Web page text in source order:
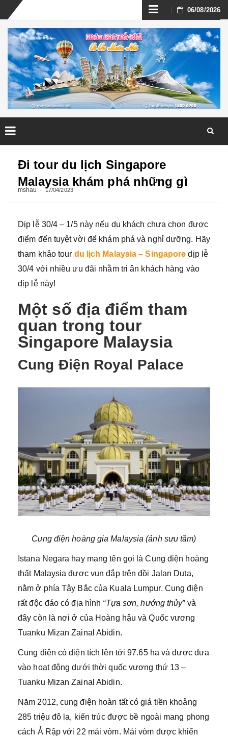
Skip
to
content
06/08/2026
Đi tour du lịch Singapore
Malaysia khám phá những gì
mshau 17/04/2023
Dịp lễ 30/4 – 1/5 này nếu du khách chưa chọn được
điểm đến tuyệt vời để khám phá và nghỉ dưỡng. Hãy
tham khảo tour du lịch Malaysia – Singapore dịp lễ
30/4 với nhiều ưu đãi nhằm tri ân khách hàng vào
dịp lễ này!
Một số địa điểm tham
quan trong tour
Singapore Malaysia
Cung Điện Royal Palace
Cung điện hoàng gia Malaysia (ảnh sưu tầm)
Istana Negara hay mang tên gọi là Cung điện hoàng
thất Malaysia được vun đắp trên đồi Jalan Duta,
nằm ở phía Tây Bắc của Kuala Lumpur. Cung điện
rất độc đáo có địa hình “Tựa sơn, hướng thủy”và
đây còn là nơi ở của Hoàng hậu và Quốc vương
Tuanku Mizan Zainal Abidin.
Cung điện có diện tích lên tới 97.65 ha và được đưa
vào hoạt động dưới thời quốc vương thứ 13 –
Tuanku Mizan Zainal Abidin.
Năm 2012, cung điện hoàn tất có giá tiền khoảng
285 triệu đô la, kiến trúc được bề ngoài mang phong
cách Ả Rập với 22 mái vòm. Mái vòm được khiến